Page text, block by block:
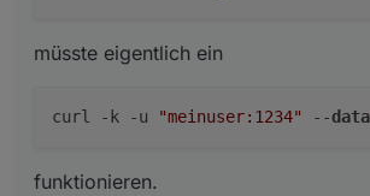
müsste eigentlich ein
curl -k -u "meinuser:1234" --data
funktionieren.